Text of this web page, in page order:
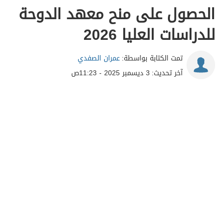
الحصول على منح معهد الدوحة
للدراسات العليا 2026
تمت الكتابة بواسطة:عمران الصفدي
آخر تحديث: 3 ديسمبر 2025 - 11:23ص